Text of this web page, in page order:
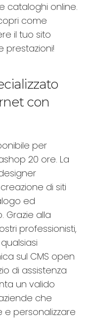
cataloghi online.
come
il tuo sito
prestazioni!
con
per
20 ore. La
di siti
ed
Grazie alla
professionisti,
sul CMS open
di assistenza
un valido
che
e personalizzare